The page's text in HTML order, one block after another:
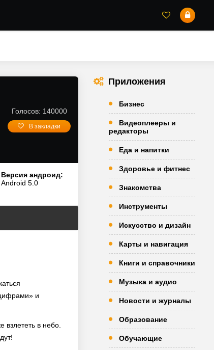
Голосов: 140000
В закладки
Версия андроид:
Android 5.0
и
в небо.
Приложения
Бизнес
Видеоплееры и
редакторы
Еда и напитки
Здоровье и фитнес
Знакомства
Инструменты
Искусство и дизайн
Карты и навигация
Книги и справочники
Музыка и аудио
Новости и журналы
Образование
Обучающие